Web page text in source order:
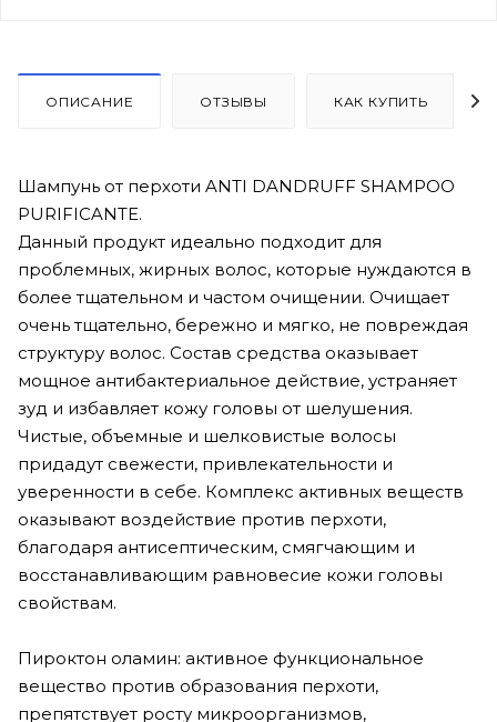
ОПИСАНИЕ ОТЗЫВЫ КАК КУПИТЬ
Шампунь от перхоти ANTI DANDRUFF SHAMPOO
PURIFICANTE.
Данный продукт идеально подходит для
проблемных, жирных волос, которые нуждаются в
более тщательном и частом очищении. Очищает
очень тщательно, бережно и мягко, не повреждая
структуру волос. Состав средства оказывает
мощное антибактериальное действие, устраняет
зуд и избавляет кожу головы от шелушения.
Чистые, объемные и шелковистые волосы
придадут свежести, привлекательности и
уверенности в себе. Комплекс активных веществ
оказывают воздействие против перхоти,
благодаря антисептическим, смягчающим и
восстанавливающим равновесие кожи головы
свойствам.
Пироктон оламин: активное функциональное
вещество против образования перхоти,
препятствует росту микроорганизмов,